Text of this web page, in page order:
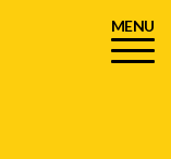
MENU